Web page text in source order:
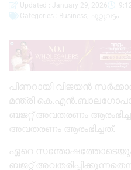
Updated : January 29, 2026
Categories :
Business ചുറ്റുവട്ടം
പിണറായി വിജയൻ
മന്ത്രി
ബജറ്റ് അവതരണം
അവതരണം ആരംഭിച്ചത്.
ഏറെ
ബജറ്റ്